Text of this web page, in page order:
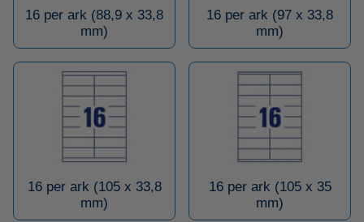
16 per ark (88,9 x 33,8
mm)
16 per ark (97 x 33,8
mm)
16 per ark (105 x 33,8
mm)
16 per ark (105 x 35
mm)